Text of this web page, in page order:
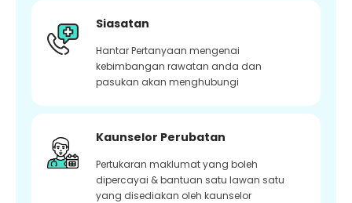
Siasatan
Hantar Pertanyaan mengenai
kebimbangan rawatan anda dan
pasukan akan menghubungi
Kaunselor Perubatan
Pertukaran maklumat yang boleh
dipercayai & bantuan satu lawan satu
yang disediakan oleh kaunselor